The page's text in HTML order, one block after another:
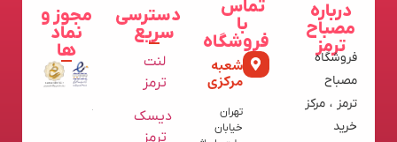
درباره
مصباح
ترمز
فروشگاه
مصباح
ترمز ، مرکز
خرید
تماس
با
فروشگاه
شعبه
مرکزی
تهران
خیابان
دسترسی
سریع
لنت
ترمز
دیسک
ترمز
مجوز و
نماد
ها